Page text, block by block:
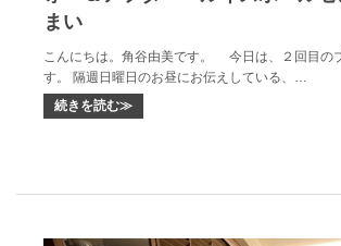
まい
こんにちは。角谷由美です。 今日は、２回目の
す。 隔週日曜日のお昼にお伝えしている、…
続きを読む≫